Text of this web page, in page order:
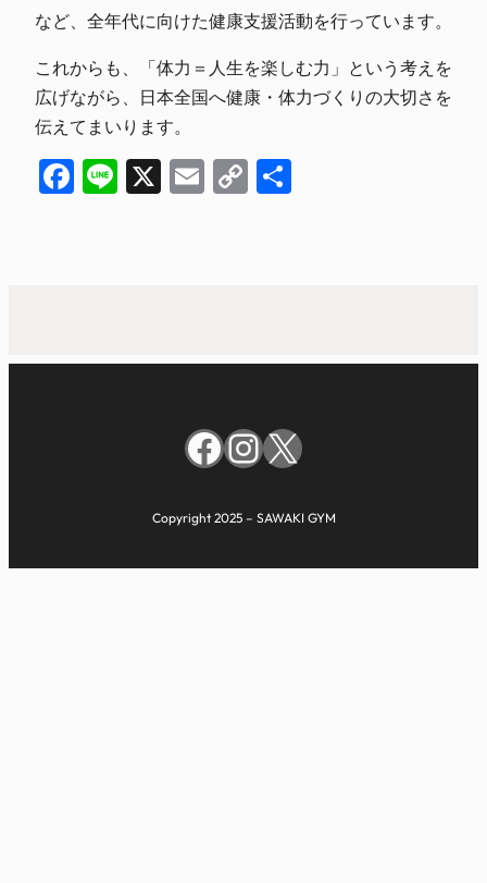
など、全年代に向けた健康支援活動を行っています。
これからも、「体力＝人生を楽しむ力」という考えを
広げながら、日本全国へ健康・体力づくりの大切さを
伝えてまいります。
Facebook
Line
X EmailCopy
Facebook
Instagram
X
Copyright 2025 – SAWAKI GYM